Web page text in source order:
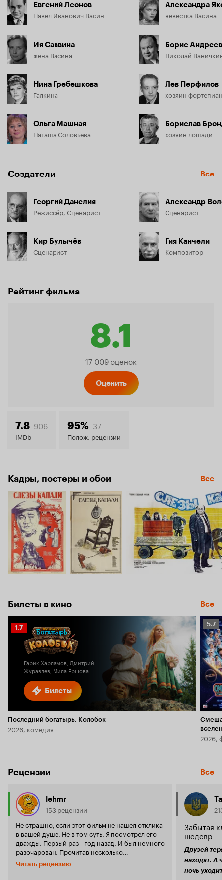
Евгений Леонов
Павел Иванович Васин
Ия Саввина
жена Васина
Нина Гребешкова
Галкина
Ольга Машная
Наташа Соловьева
Александра
невестка Васина
Борис Андреев
Николай
Лев Перфилов
хозяин
Борислав
хозяин лошади
Создатели Все
Георгий Данелия
Режиссёр, Сценарист
Кир Булычёв
Сценарист
Александр
Сценарист
Гия Канчели
Композитор
Рейтинг фильма
8.1
Рейтинг
8.1
17 009 оценок
Оценить
7.8 906
IMDb
95% 37
Полож. рецензии
Кадры, постеры и обои Все
Билеты в кино Все
Билеты
Рейтинг
Кинопоиска
1.7
Гарик Харламов, Дмитрий
Журавлев, Мила Ершова
Последний богатырь. Колобок
2026, комедия
5.7
5.7
2026,
Рецензии Все
lehmr
153 рецензии
Не страшно, если этот фильм не нашёл отклика
в вашей душе. Не в том суть. Я посмотрел его
дважды. Первый раз - год назад. И был немного
разочарован. Прочитав несколько
восторженных отзывов, я ожидал иного. /'Я
думал, получится нечто совсем другое'./ Чего -
Читать рецензию
Забытая
шедевр
Друзей
находят. А
ночь